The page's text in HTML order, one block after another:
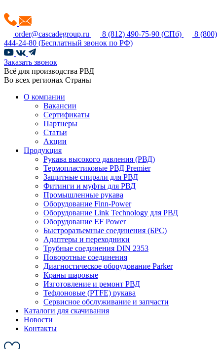
order@cascadegroup.ru 8 (812) 490-75-90 (СПб)
8 (800)
444-24-80 (Бесплатный звонок по РФ)
Заказать звонок
Всё для производства РВД
Во всех регионах Страны
О компании
Вакансии
Сертификаты
Партнеры
Статьи
Акции
Продукция
Рукава высокого давления (РВД)
Термопластиковые РВД Premier
Защитные спирали для РВД
Фитинги и муфты для РВД
Промышленные рукава
Оборудование Finn-Power
Оборудование Link Technology для РВД
Оборудование EF Power
Быстроразъемные соединения (БРС)
Адаптеры и переходники
Трубные соединения DIN 2353
Поворотные соединения
Диагностическое оборудование Parker
Краны шаровые
Изготовление и ремонт РВД
Тефлоновые (PTFE) рукава
Сервисное обслуживание и запчасти
Каталоги для скачивания
Новости
Контакты